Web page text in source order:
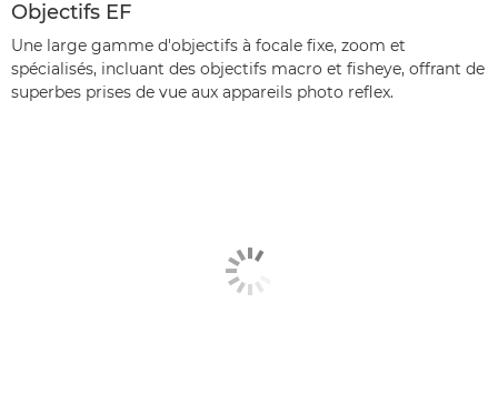
Objectifs EF
Une large gamme d'objectifs à focale fixe, zoom et
spécialisés, incluant des objectifs macro et fisheye, offrant de
superbes prises de vue aux appareils photo reflex.